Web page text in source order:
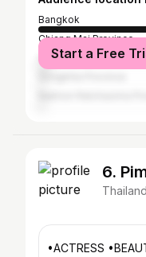
Bangkok
Chiang Mai Province
Chon Buri Province
Start a Free
6.
Thailand
•ACTRESS •BEAUTY INFLUENCER •DOGS MOM